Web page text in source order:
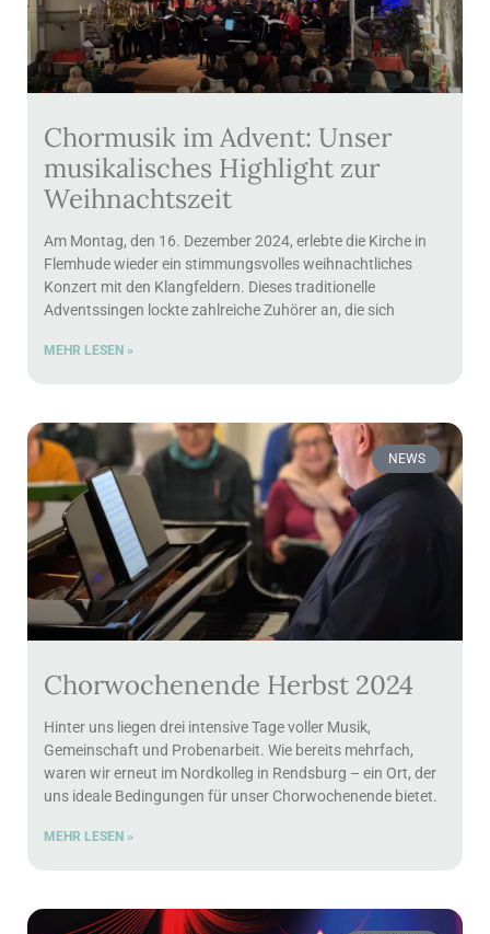
Chormusik im Advent: Unser
musikalisches Highlight zur
Weihnachtszeit
Am Montag, den 16. Dezember 2024, erlebte die Kirche in
Flemhude wieder ein stimmungsvolles weihnachtliches
Konzert mit den Klangfeldern. Dieses traditionelle
Adventssingen lockte zahlreiche Zuhörer an, die sich
MEHR LESEN »
NEWS
Chorwochenende Herbst 2024
Hinter uns liegen drei intensive Tage voller Musik,
Gemeinschaft und Probenarbeit. Wie bereits mehrfach,
waren wir erneut im Nordkolleg in Rendsburg – ein Ort, der
uns ideale Bedingungen für unser Chorwochenende bietet.
MEHR LESEN »